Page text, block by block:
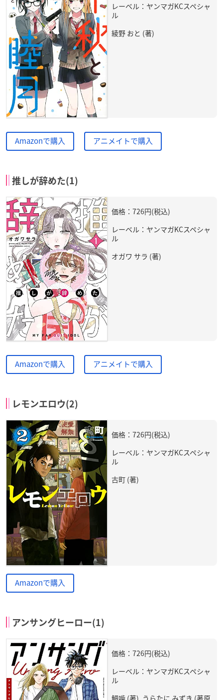
レーベル：ヤンマガKCスペシャ
ル
綾野 おと (著)
Amazonで購入 アニメイトで購入
推しが辞めた(1)
価格：726円(税込)
レーベル：ヤンマガKCスペシャ
ル
オガワ サラ (著)
Amazonで購入 アニメイトで購入
レモンエロウ(2)
価格：726円(税込)
レーベル：ヤンマガKCスペシャ
ル
古町 (著)
Amazonで購入
アンサングヒーロー(1)
価格：726円(税込)
レーベル：ヤンマガKCスペシャ
ル